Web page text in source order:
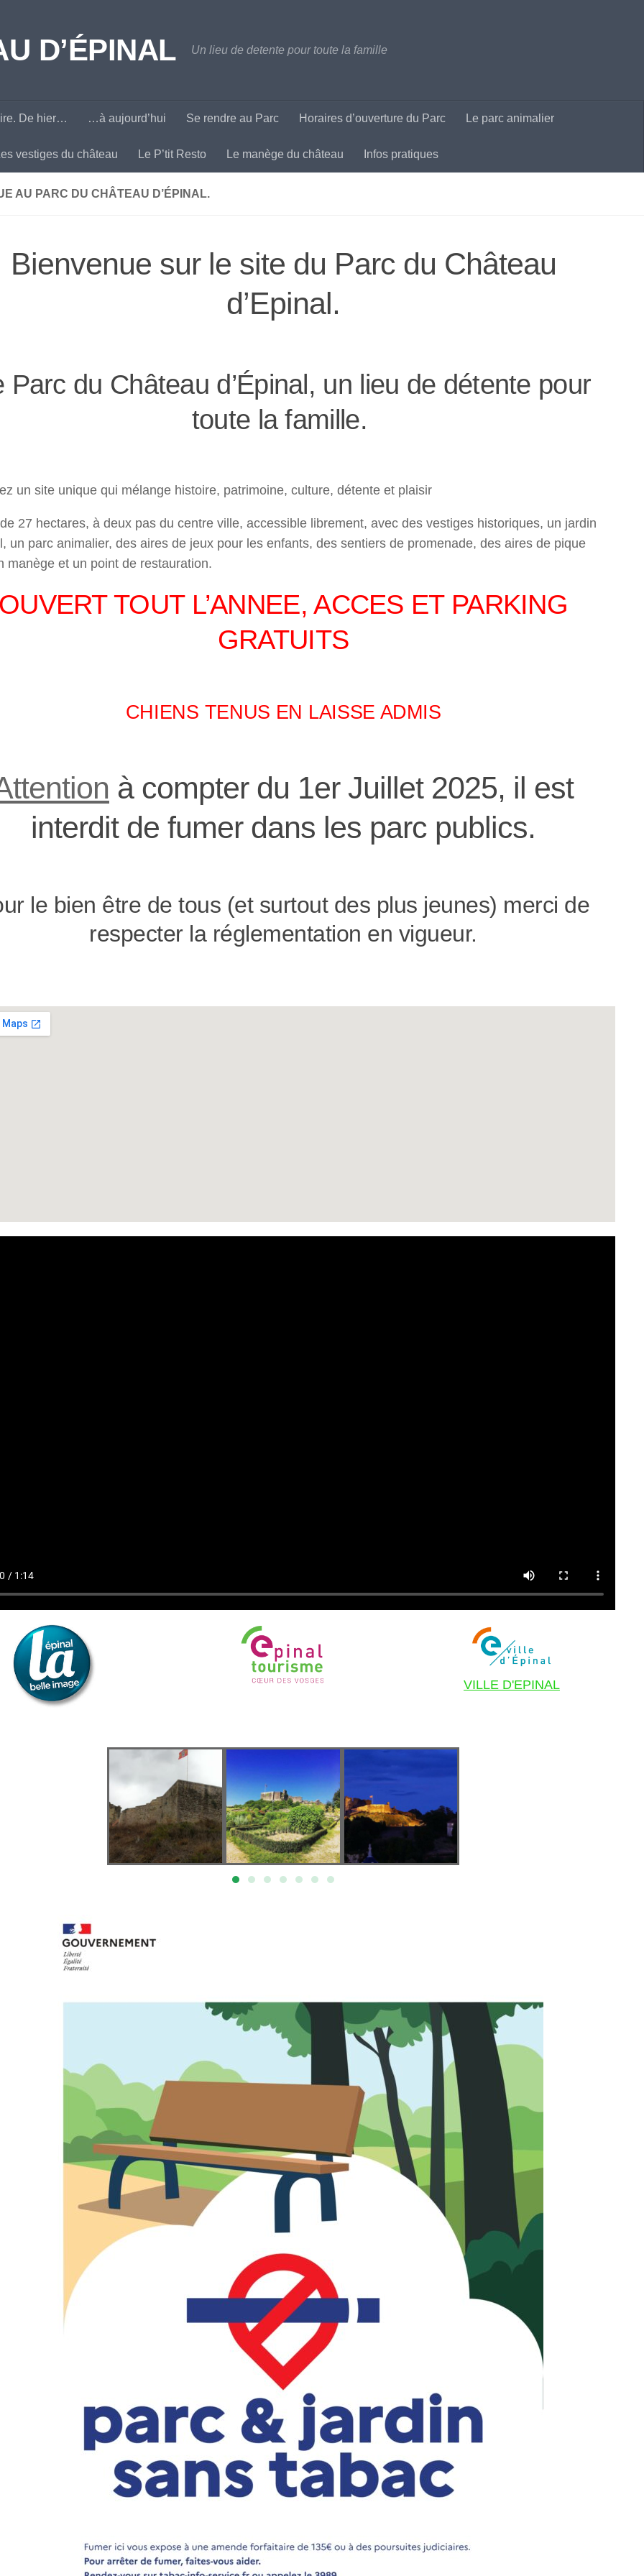
D’ÉPINAL Un lieu de detente pour toute la famille
De hier… …à aujourd’hui Se rendre au Parc Horaires d’ouverture du Parc Le parc animalier
vestiges du château Le P’tit Resto Le manège du château Infos pratiques
AU PARC DU CHÂTEAU D’ÉPINAL.
Bienvenue sur le site du Parc du Château
d’Epinal.
Parc du Château d’Épinal, un lieu de détente pour
toute la famille.
un site unique qui mélange histoire, patrimoine, culture, détente et plaisir
27 hectares, à deux pas du centre ville, accessible librement, avec des vestiges historiques, un jardin
un parc animalier, des aires de jeux pour les enfants, des sentiers de promenade, des aires de pique
manège et un point de restauration.
OUVERT TOUT L’ANNEE, ACCES ET PARKING
GRATUITS
CHIENS TENUS EN LAISSE ADMIS
à compter du 1er Juillet 2025, il est
interdit de fumer dans les parc publics.
le bien être de tous (et surtout des plus jeunes) merci de
respecter la réglementation en vigueur.
VILLE D'EPINAL